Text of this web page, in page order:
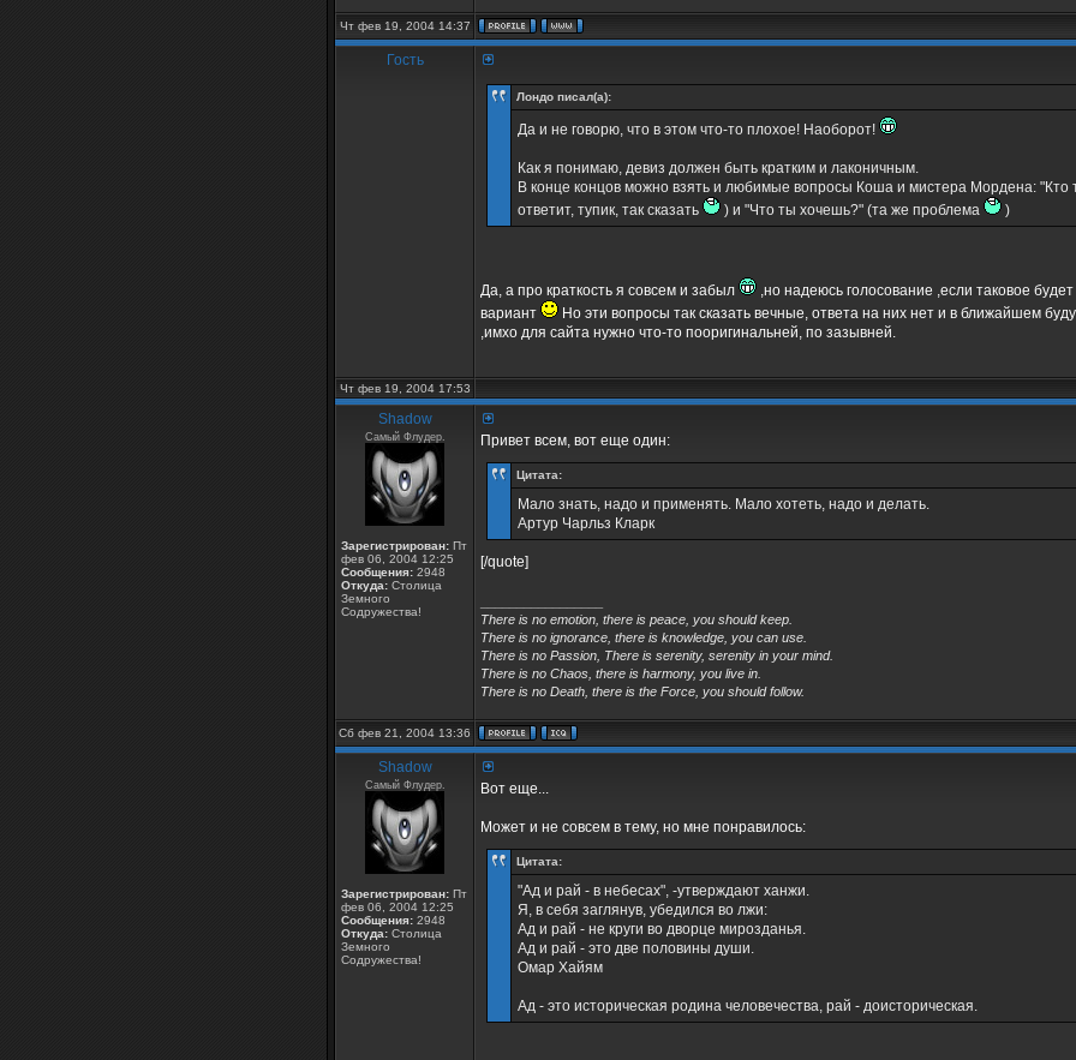
Чт фев 19, 2004 14:37
Гость
Лондо писал(а):
Да и не говорю, что в этом что-то плохое! Наоборот!
Как я понимаю, девиз должен быть кратким и лаконичным.
В конце концов можно взять и любимые вопросы Коша и мистера Мордена: "Кто
ответит, тупик, так сказать
) и "Что ты хочешь?" (та же проблема )
Да, а про краткость я совсем и забыл
,но надеюсь голосование ,если таковое
вариант
Но эти вопросы так сказать вечные, ответа на них нет и в ближайшем
,имхо для сайта нужно что-то пооригинальней, по зазывней.
Чт фев 19, 2004 17:53
Shadow
Самый Флудер.
Зарегистрирован: Пт
фев 06, 2004 12:25
Сообщения: 2948
Откуда: Столица
Земного
Содружества!
Привет всем, вот еще один:
Цитата:
Мало знать, надо и применять. Мало хотеть, надо и делать.
Артур Чарльз Кларк
[/quote]
There is no emotion, there is peace, you should keep.
There is no ignorance, there is knowledge, you can use.
There is no Passion, There is serenity, serenity in your mind.
There is no Chaos, there is harmony, you live in.
There is no Death, there is the Force, you should follow.
Сб фев 21, 2004 13:36
Shadow
Самый Флудер.
Зарегистрирован: Пт
фев 06, 2004 12:25
Сообщения: 2948
Откуда: Столица
Земного
Содружества!
Вот еще...
Может и не совсем в тему, но мне понравилось:
Цитата:
"Ад и рай - в небесах", -утверждают ханжи.
Я, в себя заглянув, убедился во лжи:
Ад и рай - не круги во дворце мирозданья.
Ад и рай - это две половины души.
Омар Хайям
Ад - это историческая родина человечества, рай - доисторическая.